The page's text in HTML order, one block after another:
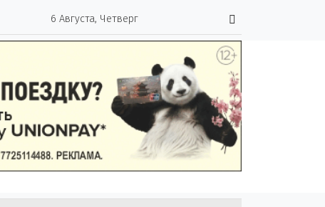
6 Августа, Четверг